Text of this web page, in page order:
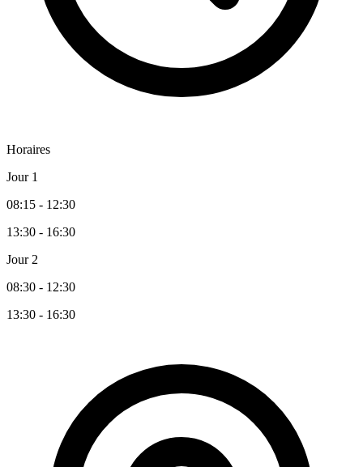
Horaires
Jour 1
08:15 - 12:30
13:30 - 16:30
Jour 2
08:30 - 12:30
13:30 - 16:30